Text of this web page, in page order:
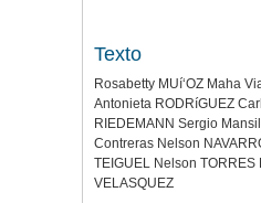
Texto
Rosabetty MUí‘OZ Maha
Antonieta RODRíGUEZ
RIEDEMANN Sergio
Contreras Nelson
TEIGUEL Nelson TORRES
VELASQUEZ